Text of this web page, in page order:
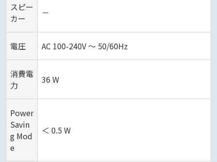
スピー
カー
－
電圧 AC 100-240V ～ 50/60Hz
消費電
力
36 W
Power
Savin
g Mod
e
＜ 0.5 W